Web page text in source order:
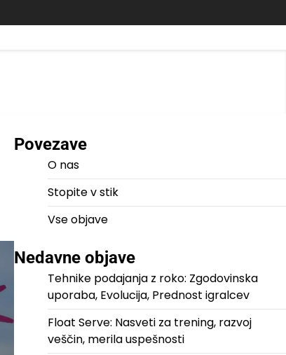
Povezave
O nas
Stopite v stik
Vse objave
Nedavne objave
Tehnike podajanja z roko: Zgodovinska
uporaba, Evolucija, Prednost igralcev
Float Serve: Nasveti za trening, razvoj
veščin, merila uspešnosti